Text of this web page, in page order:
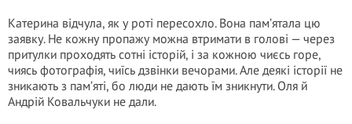
Катерина відчула, як у роті пересохло. Вона пам’ятала цю
заявку. Не кожну пропажу можна втримати в голові — через
притулки проходять сотні історій, і за кожною чиєсь горе,
чиясь фотографія, чиїсь дзвінки вечорами. Але деякі історії не
зникають з пам’яті, бо люди не дають їм зникнути. Оля й
Андрій Ковальчуки не дали.